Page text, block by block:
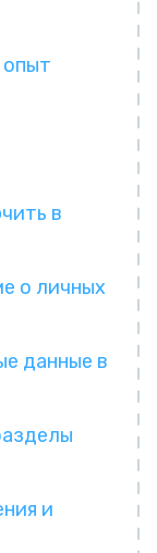
опыт
в
о личных
данные в
и